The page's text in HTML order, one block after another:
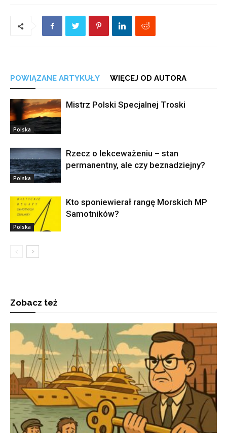
POWIĄZANE ARTYKUŁY WIĘCEJ OD AUTORA
Polska
Mistrz Polski Specjalnej Troski
Polska
Rzecz o lekceważeniu – stan
permanentny, ale czy beznadziejny?
Polska
Kto sponiewierał rangę Morskich MP
Samotników?
Zobacz też